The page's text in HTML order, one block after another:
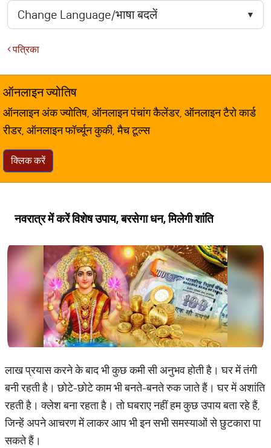
पत्रिका
ऑनलाइन ज्योतिष
ऑनलाइन अंक ज्योतिष, ऑनलाइन पंचांग कैलेंडर, ऑनलाइन टैरो कार्ड
रीडर, ऑनलाइन फॉर्च्यून कुकी, मैच टूल्स
क्लिक करें
नवरात्र में करें विशेष उपाय, बरसेगा धन, मिलेगी शांति
लाख प्रयास करने के बाद भी कुछ कमी सी अनुभव होती है। घर में तंगी
बनी रहती है। छोटे-छोटे काम भी बनते-बनते रुक जाते हैं। घर में अशांति
रहती है। क्‍लेश बना रहता है। तो घबराए नहीं हम कुछ उपाय बता रहे हैं,
जिन्‍हें अपने आचरण में लाकर आप भी इन सभी समस्‍याओं से छुटकारा पा
सकते हैं।